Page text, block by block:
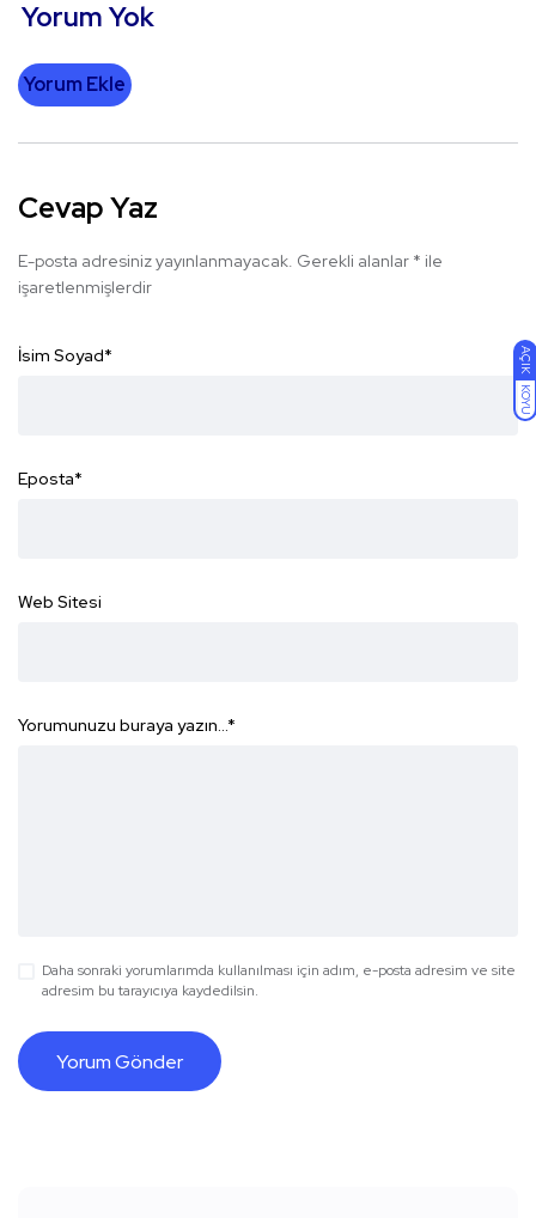
AÇIK
KOYU
Yorum Yok
Yorum Ekle
Cevap Yaz
E-posta adresiniz yayınlanmayacak. Gerekli alanlar * ile
işaretlenmişlerdir
İsim Soyad*
Eposta*
Web Sitesi
Yorumunuzu buraya yazın...*
Daha sonraki yorumlarımda kullanılması için adım, e-posta adresim ve site
adresim bu tarayıcıya kaydedilsin.